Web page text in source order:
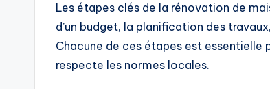
Les étapes clés de la rénovation de
d’un budget, la planification des
Chacune de ces étapes est
respecte les normes locales.